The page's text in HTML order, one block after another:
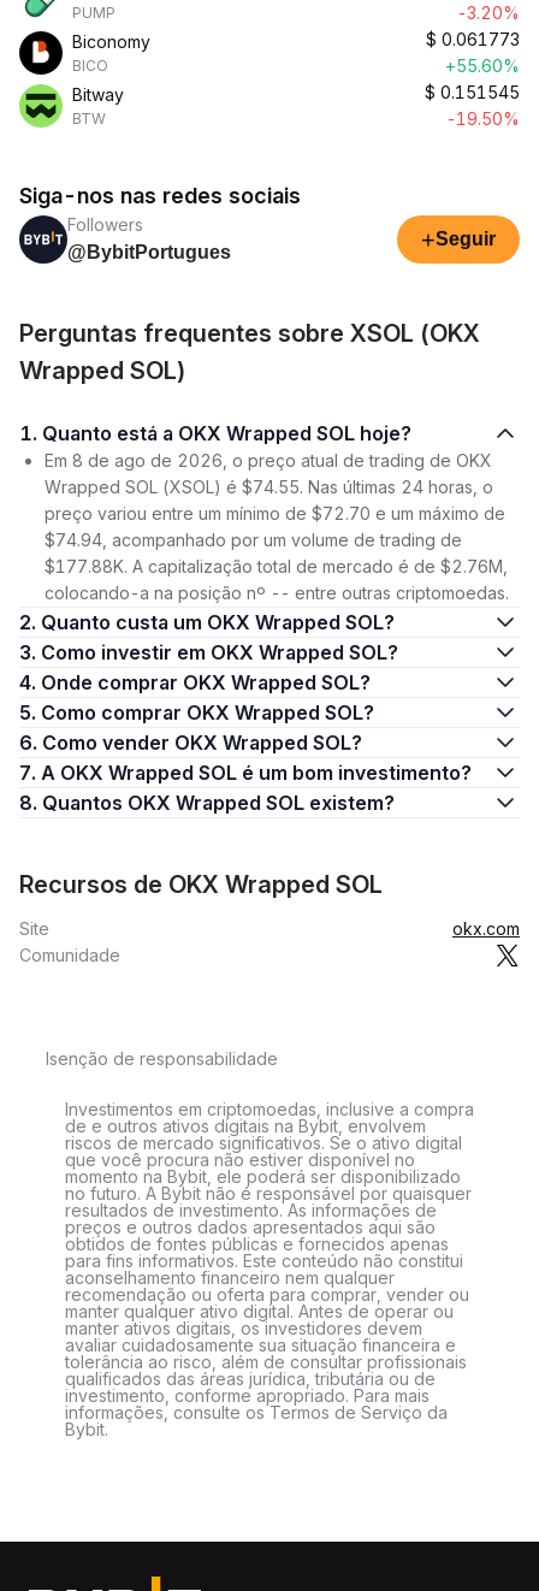
PUMP
-3.20%
Biconomy
BICO
$ 0.061773
+55.60%
Bitway
BTW
$ 0.151545
-19.50%
Siga-nos nas redes sociais
Followers
@BybitPortugues
+Seguir
Perguntas frequentes sobre XSOL (OKX
Wrapped SOL)
1. Quanto está a OKX Wrapped SOL hoje?
Em 8 de ago de 2026, o preço atual de trading de OKX
Wrapped SOL (XSOL) é $74.55. Nas últimas 24 horas, o
preço variou entre um mínimo de $72.70 e um máximo de
$74.94, acompanhado por um volume de trading de
$177.88K. A capitalização total de mercado é de $2.76M,
colocando-a na posição nº -- entre outras criptomoedas.
2. Quanto custa um OKX Wrapped SOL?
3. Como investir em OKX Wrapped SOL?
4. Onde comprar OKX Wrapped SOL?
5. Como comprar OKX Wrapped SOL?
6. Como vender OKX Wrapped SOL?
7. A OKX Wrapped SOL é um bom investimento?
8. Quantos OKX Wrapped SOL existem?
Recursos de OKX Wrapped SOL
Site
okx.com
Comunidade
Isenção de responsabilidade
Investimentos em criptomoedas, inclusive a compra
de e outros ativos digitais na Bybit, envolvem
riscos de mercado significativos. Se o ativo digital
que você procura não estiver disponível no
momento na Bybit, ele poderá ser disponibilizado
no futuro. A Bybit não é responsável por quaisquer
resultados de investimento. As informações de
preços e outros dados apresentados aqui são
obtidos de fontes públicas e fornecidos apenas
para fins informativos. Este conteúdo não constitui
aconselhamento financeiro nem qualquer
recomendação ou oferta para comprar, vender ou
manter qualquer ativo digital. Antes de operar ou
manter ativos digitais, os investidores devem
avaliar cuidadosamente sua situação financeira e
tolerância ao risco, além de consultar profissionais
qualificados das áreas jurídica, tributária ou de
investimento, conforme apropriado. Para mais
informações, consulte os Termos de Serviço da
Bybit.